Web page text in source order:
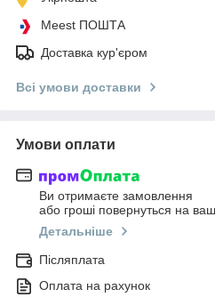
Meest ПОШТА
Доставка кур'єром
Всі умови доставки
Умови оплати
Ви отримаєте замовлення
або гроші повернуться на
Детальніше
Післяплата
Оплата на рахунок